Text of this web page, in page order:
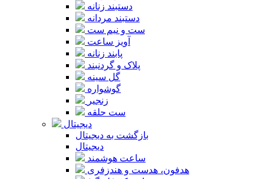
دستبند زنانه
دستبند مردانه
ست و نیم ست
آویز ساعت
پابند زنانه
پلاک و گردنبند
گل سینه
گوشواره
زنجیر
ست حلقه
دیجیتال
بازگشت به دیجیتال
دیجیتال
ساعت هوشمند
هدفون، هدست و هندزفری